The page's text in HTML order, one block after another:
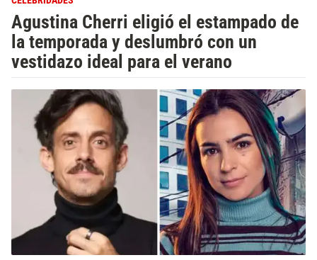
Agustina Cherri eligió el estampado de
la temporada y deslumbró con un
vestidazo ideal para el verano